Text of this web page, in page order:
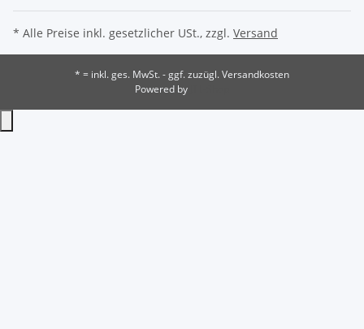
* Alle Preise inkl. gesetzlicher USt., zzgl. Versand
* = inkl. ges. MwSt. - ggf. zuzügl. Versandkosten
Powered by